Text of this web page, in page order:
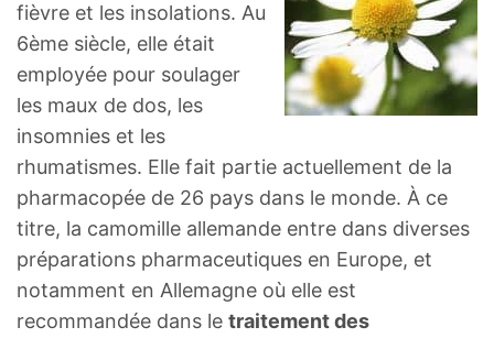
fièvre et les insolations. Au
6ème siècle, elle était
employée pour soulager
les maux de dos, les
insomnies et les
rhumatismes. Elle fait partie actuellement de la
pharmacopée de 26 pays dans le monde. À ce
titre, la camomille allemande entre dans diverses
préparations pharmaceutiques en Europe, et
notamment en Allemagne où elle est
recommandée dans le traitement des